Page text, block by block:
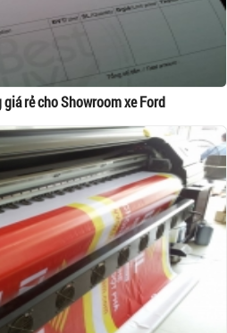
rẻ cho Showroom xe Ford